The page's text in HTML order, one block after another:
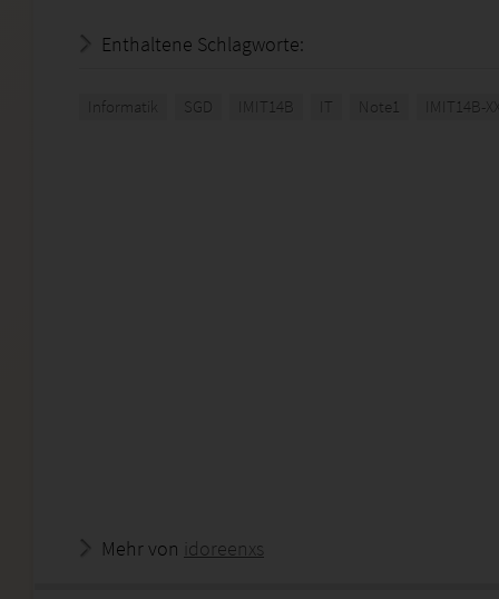
Enthaltene Schlagworte:
Informatik SGD IMIT14B IT Note1 IMIT14B-
Mehr von idoreenxs